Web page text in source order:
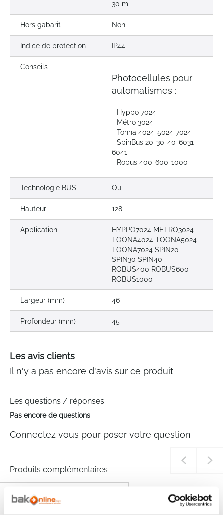
30 m
Hors gabarit Non
Indice de protection IP44
Conseils
Photocellules pour
automatismes :
- Hyppo 7024
- Métro 3024
- Tonna 4024-5024-7024
- SpinBus 20-30-40-6031-
6041
- Robus 400-600-1000
Technologie BUS Oui
Hauteur 128
Application
HYPPO7024 METRO3024
TOONA4024 TOONA5024
TOONA7024 SPIN20
SPIN30 SPIN40
ROBUS400 ROBUS600
ROBUS1000
Largeur (mm) 46
Profondeur (mm) 45
Les avis clients
Il n'y a pas encore d'avis sur ce produit
Les questions / réponses
Pas encore de questions
Connectez vous pour poser votre question
Produits complémentaires